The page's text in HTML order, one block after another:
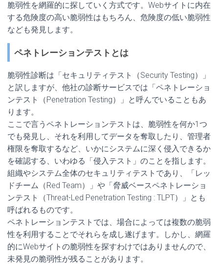
脆弱性を網羅的に探していく方式です。Webサイトに内在
する危険度の高い脆弱性はもちろん、危険度の低い脆弱性
なども発見します。
ペネトレーションテストとは
脆弱性診断は「セキュリティテスト（Security Testing）」
と訳しますが、他社の診断サービスでは「ペネトレーショ
ンテスト（Penetration Testing）」と呼んでいることもあ
ります。
ここで言うペネトレーションテストは、脆弱性を何か1つ
でも発見し、それを利用してデータを奪取したり、管理者
権限を奪取するなど、いかにシステムに深く侵入できるか
を確認する、いわゆる「侵入テスト」のことを指します。
組織やシステム全体のセキュリティテストであり、「レッ
ドチーム（Red Team）」や「脅威ベースペネトレーショ
ンテスト（Threat-Led Penetration Testing : TLPT）」とも
呼ばれるものです。
ペネトレーションテストでは、場合によっては複数の脆弱
性を利用することでそれらを成し遂げます。しかし、網羅
的にWebサイトの脆弱性を探すわけではありませんので、
未発見の脆弱性が残ることがあります。